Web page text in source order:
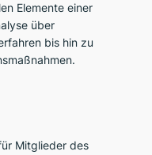
Elemente einer
über
bis hin zu
Mitglieder des